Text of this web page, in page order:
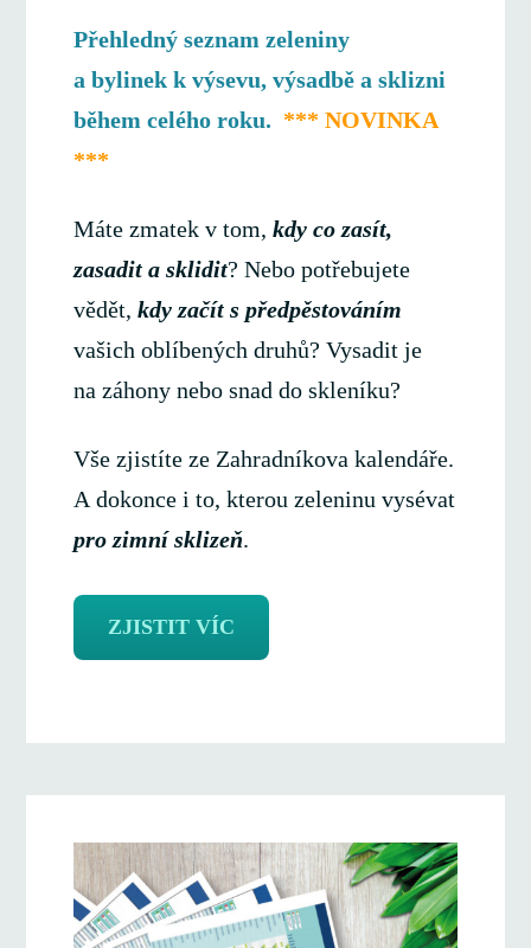
Přehledný seznam zeleniny
a bylinek k výsevu, výsadbě a sklizni
během celého roku. *** NOVINKA
***
Máte zmatek v tom,kdy co zasít,
zasadit a sklidit? Nebo potřebujete
vědět, kdy začít s předpěstováním
vašich oblíbených druhů? Vysadit je
na záhony nebo snad do skleníku?
Vše zjistíte ze Zahradníkova kalendáře.
A dokonce i to, kterou zeleninu vysévat
pro zimní sklizeň.
ZJISTIT VÍC